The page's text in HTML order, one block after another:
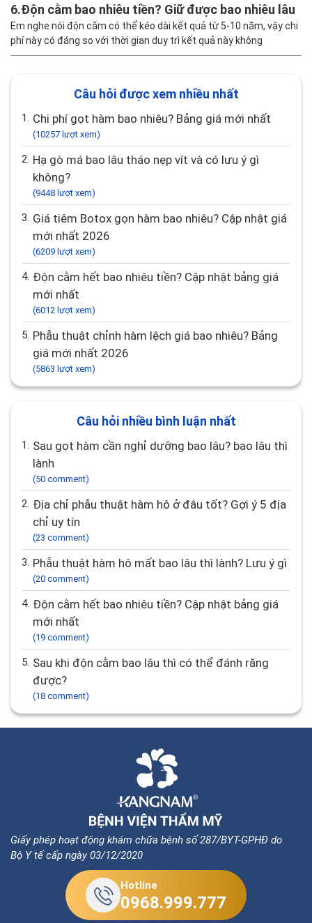
6.Độn cằm bao nhiêu tiền? Giữ được bao nhiêu lâu
Em nghe nói độn cằm có thể kéo dài kết quả từ 5-10 năm, vậy chi
phí này có đáng so với thời gian duy trì kết quả này không
Câu hỏi được xem nhiều nhất
1. Chi phí gọt hàm bao nhiêu? Bảng giá mới nhất
(10257 lượt xem)
2. Hạ gò má bao lâu tháo nẹp vít và có lưu ý gì
không?
(9448 lượt xem)
3. Giá tiêm Botox gọn hàm bao nhiêu? Cập nhật giá
mới nhất 2026
(6209 lượt xem)
4. Độn cằm hết bao nhiêu tiền? Cập nhật bảng giá
mới nhất
(6012 lượt xem)
5. Phẫu thuật chỉnh hàm lệch giá bao nhiêu? Bảng
giá mới nhất 2026
(5863 lượt xem)
Câu hỏi nhiều bình luận nhất
1. Sau gọt hàm cần nghỉ dưỡng bao lâu? bao lâu thì
lành
(50 comment)
2. Địa chỉ phẫu thuật hàm hô ở đâu tốt? Gợi ý 5 địa
chỉ uy tín
(23 comment)
3. Phẫu thuật hàm hô mất bao lâu thì lành? Lưu ý gì
(20 comment)
4. Độn cằm hết bao nhiêu tiền? Cập nhật bảng giá
mới nhất
(19 comment)
5. Sau khi độn cằm bao lâu thì có thể đánh răng
được?
(18 comment)
Giấy phép hoạt động khám chữa bệnh số 287/BYT-GPHĐ do
Bộ Y tế cấp ngày 03/12/2020
Hotline
0968.999.777